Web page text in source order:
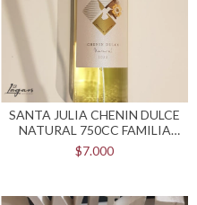
SANTA JULIA CHENIN DULCE
NATURAL 750CC FAMILIA
ZUCCARDI
$7.000